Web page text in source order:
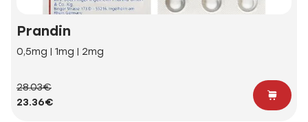
Prandin
0,5mg | 1mg | 2mg
28.03€
23.36€